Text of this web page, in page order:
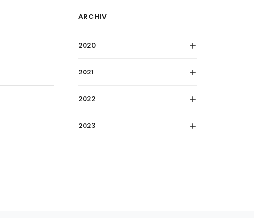
ARCHIV
2020
2021
2022
2023